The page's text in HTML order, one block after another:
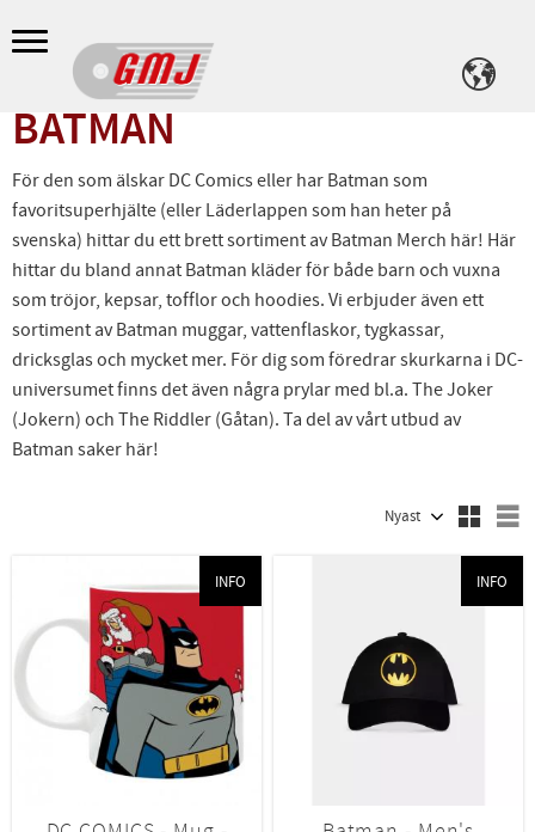
Meny
BATMAN
För den som älskar DC Comics eller har Batman som
favoritsuperhjälte (eller Läderlappen som han heter på
svenska) hittar du ett brett sortiment av Batman Merch här! Här
hittar du bland annat Batman kläder för både barn och vuxna
som tröjor, kepsar, tofflor och hoodies. Vi erbjuder även ett
sortiment av Batman muggar, vattenflaskor, tygkassar,
dricksglas och mycket mer. För dig som föredrar skurkarna i DC-
universumet finns det även några prylar med bl.a. The Joker
(Jokern) och The Riddler (Gåtan). Ta del av vårt utbud av
Batman saker här!
INFO INFO